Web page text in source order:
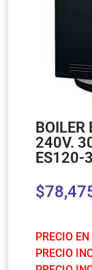
BOILER
240V.
ES120-
$
PRECIO
PRECIO